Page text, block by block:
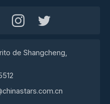
de Shangcheng,